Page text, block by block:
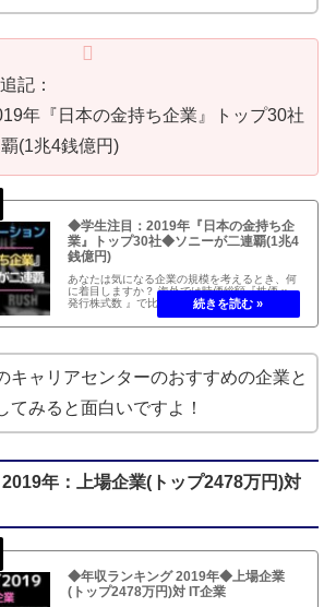
記：
年『日本の金持ち企業』トップ30社
(1兆4銭億円)
◆学生注目：2019年『日本の金持ち企
業』トップ30社◆ソニーが二連覇(1兆4
銭億円)
あなたは気になる企業の規模を考えるとき、何
に着目しますか？ 海外では時価総額『株価 x
発行株式数 』で比較する事が多いです。 アメ
リカでは、FAGMA、フェイスブック、アップ
ル、グーグル、マイクロソフト、アマゾンが競
キャリアセンターのおすすめの企業と
てみると面白いですよ！
年：上場企業(トップ2478万円)対
◆年収ランキング 2019年◆上場企業
(トップ2478万円)対 IT企業